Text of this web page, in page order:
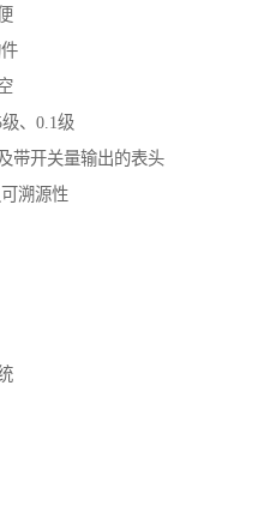
、0.1级
带开关量输出的表头
溯源性